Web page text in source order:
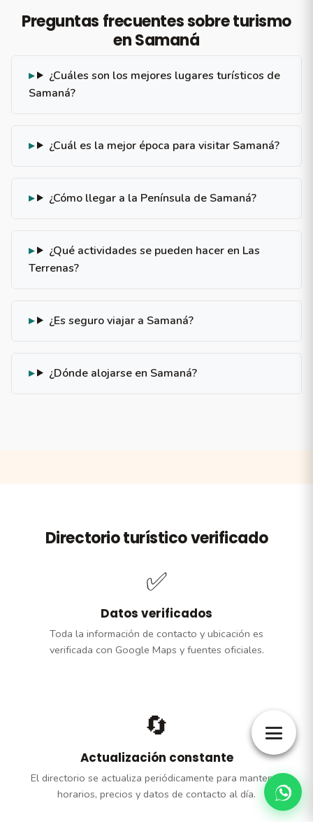
Preguntas frecuentes sobre turismo
en Samaná
¿Cuáles son los mejores lugares turísticos de
Samaná?
¿Cuál es la mejor época para visitar Samaná?
¿Cómo llegar a la Península de Samaná?
¿Qué actividades se pueden hacer en Las
Terrenas?
¿Es seguro viajar a Samaná?
¿Dónde alojarse en Samaná?
Directorio turístico verificado
✅
Datos verificados
Toda la información de contacto y ubicación es
verificada con Google Maps y fuentes oficiales.
🔄
Actualización constante
El directorio se actualiza periódicamente para mantener
horarios, precios y datos de contacto al día.